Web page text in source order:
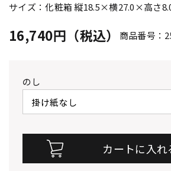
サイズ：化粧箱 縦18.5×横27.0×高さ
16,740円（税込） 商品番号：
のし